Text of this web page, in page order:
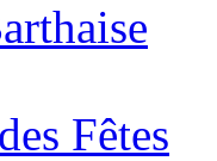
Fêtes